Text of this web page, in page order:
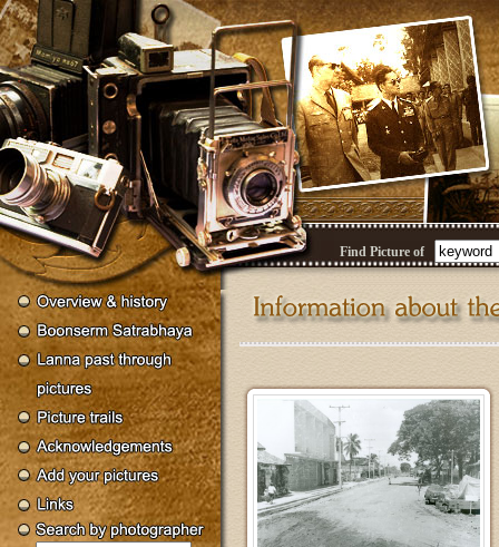
Find Picture of